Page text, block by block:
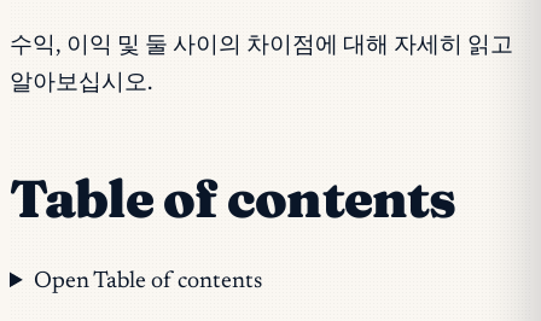
수익, 이익 및 둘 사이의 차이점에 대해 자세히 읽고
알아보십시오.
Table of contents
Open Table of contents